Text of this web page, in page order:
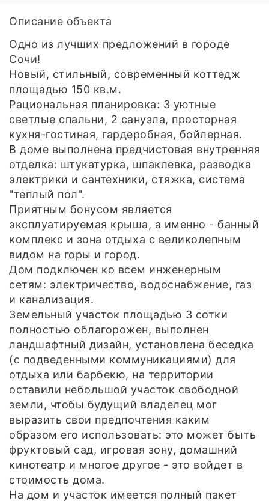
Описание объекта
Одно из лучших предложений в городе
Сочи!
Новый, стильный, современный коттедж
площадью 150 кв.м.
Рациональная планировка: 3 уютные
светлые спальни, 2 санузла, просторная
кухня-гостиная, гардеробная, бойлерная.
В доме выполнена предчистовая внутренняя
отделка: штукатурка, шпаклевка, разводка
электрики и сантехники, стяжка, система
"теплый пол".
Приятным бонусом является
эксплуатируемая крыша, а именно - банный
комплекс и зона отдыха с великолепным
видом на горы и город.
Дом подключен ко всем инженерным
сетям: электричество, водоснабжение, газ
и канализация.
Земельный участок площадью 3 сотки
полностью облагорожен, выполнен
ландшафтный дизайн, установлена беседка
(с подведенными коммуникациями) для
отдыха или барбекю, на территории
оставили небольшой участок свободной
земли, чтобы будущий владелец мог
выразить свои предпочтения каким
образом его использовать: это может быть
фруктовый сад, игровая зону, домашний
кинотеатр и многое другое - это войдет в
стоимость дома.
На дом и участок имеется полный пакет